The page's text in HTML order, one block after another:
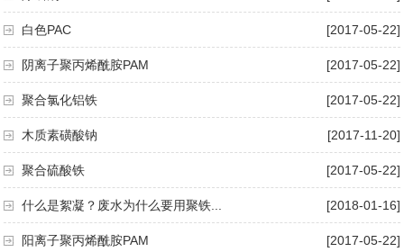
[2017-05-22]
白色PAC
[2017-05-22]
阴离子聚丙烯酰胺PAM
[2017-05-22]
聚合氯化铝铁
[2017-11-20]
木质素磺酸钠
[2017-05-22]
聚合硫酸铁
[2018-01-16]
什么是絮凝？废水为什么要用聚铁...
[2017-05-22]
阳离子聚丙烯酰胺PAM